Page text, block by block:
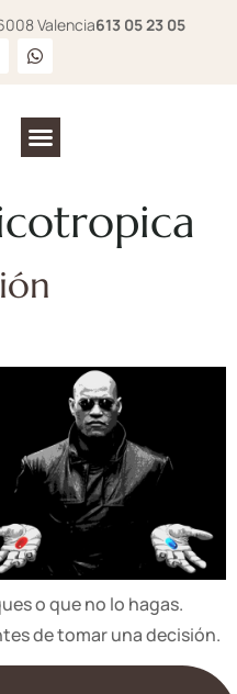
Valencia613 05 23 05
o que no lo hagas.
de tomar una decisión.